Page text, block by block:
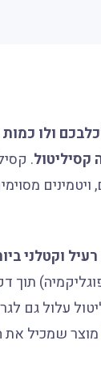
ולו
קסיליטול.
רעיל וקטלני
תוך
עלול גם
מוצר שמכיל את